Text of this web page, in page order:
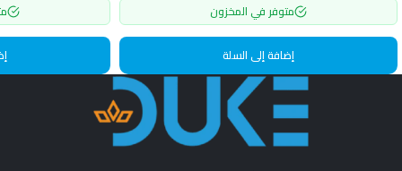
متوفر في المخزون
إضافة إلى السلة